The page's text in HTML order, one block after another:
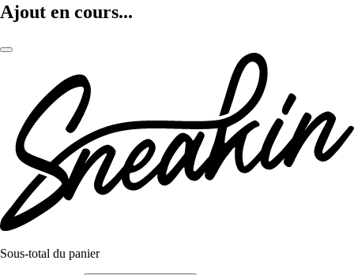
Ajout en cours...
Sous-total du panier